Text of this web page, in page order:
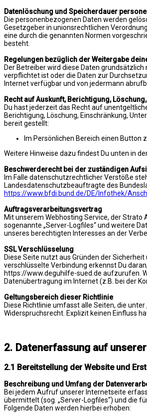
Datenlöschung und Speicherdauer
Die personenbezogenen Daten werden
Gesetzgeber in unionsrechtlichen
eine durch die genannten Normen
besteht.
Regelungen bezüglich der Weitergabe
Der Betreiber wird diese Daten
verpflichtet ist oder die Daten zur
Internet verfügbar und von jedermann
Recht auf Auskunft, Berichtigung,
Du hast jederzeit das Recht auf
Berichtigung, Löschung, Einschränkung,
bereit gestellt:
Im Persönlichen Bereich einen Button
Weitere Hinweise dazu findest Du unten in
Beschwerderecht bei der zuständigen
Im Falle datenschutzrechtlicher Verstöße
Landesdatenschutzbeauftragte des
https://www.bfdi.bund.de/DE/Infothek/
Auftragsverarbeitungsvertrag
Mit unserem Webhosting Service, der
sogenannte „Server-Logfiles“ und weitere
unseres berechtigten Interesses an der
SSL Verschlüsselung
Diese Seite nutzt aus Gründen der
verschlüsselte Verbindung erkennst Du
https://www.deguhilfe-sued.de aufzurufen.
Datenübertragung im Internet (z.B. bei der
Geltungsbereich dieser Richtlinie
Diese Richtlinie umfasst alle Seiten, die
Widerspruchsrecht. Explizit keinen Einfluss
2. Datenerfassung auf
2.1 Bereitstellung der Website und
Beschreibung und Umfang der
Bei jedem Aufruf unserer Internetseite
übermittelt (sog. „Server-Logfiles“) und die
Folgende Daten werden hierbei erhoben: